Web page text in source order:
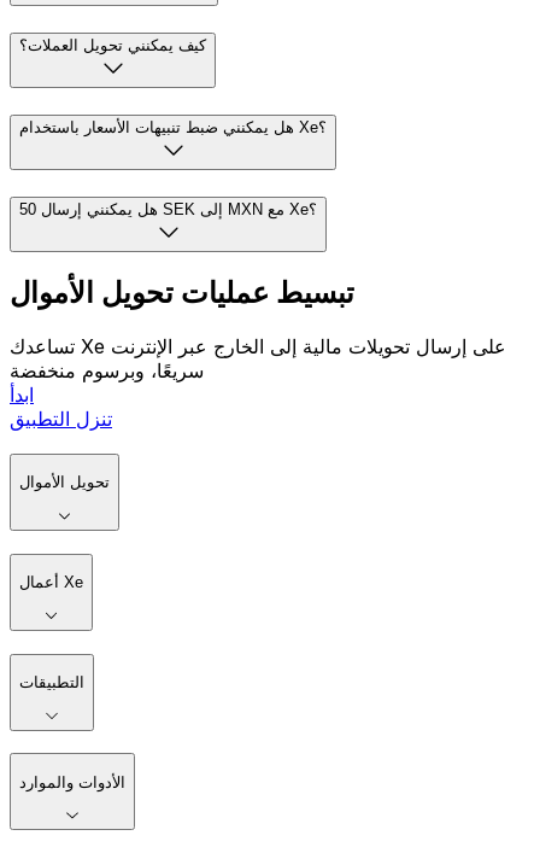
كيف يمكنني تحويل العملات؟
هل يمكنني ضبط تنبيهات الأسعار باستخدام Xe؟
هل يمكنني إرسال 50 SEK إلى MXN مع Xe؟
تبسيط عمليات تحويل الأموال
تساعدك Xe على إرسال تحويلات مالية إلى الخارج عبر الإنترنت
سريعًا، وبرسوم منخفضة
ابدأ
تنزل التطبيق
تحويل الأموال
أعمال Xe
التطبيقات
الأدوات والموارد